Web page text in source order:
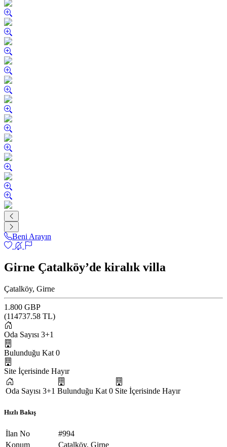
Beni Arayın
Girne Çatalköy’de kiralık villa
Çatalköy, Girne
1.800 GBP
(114737.58 TL)
Oda Sayısı 3+1
Bulunduğu Kat 0
Site İçerisinde Hayır
Oda Sayısı 3+1 Bulunduğu Kat 0 Site İçerisinde Hayır
Hızlı Bakış
İlan No
#994
Konum
Çatalköy, Girne